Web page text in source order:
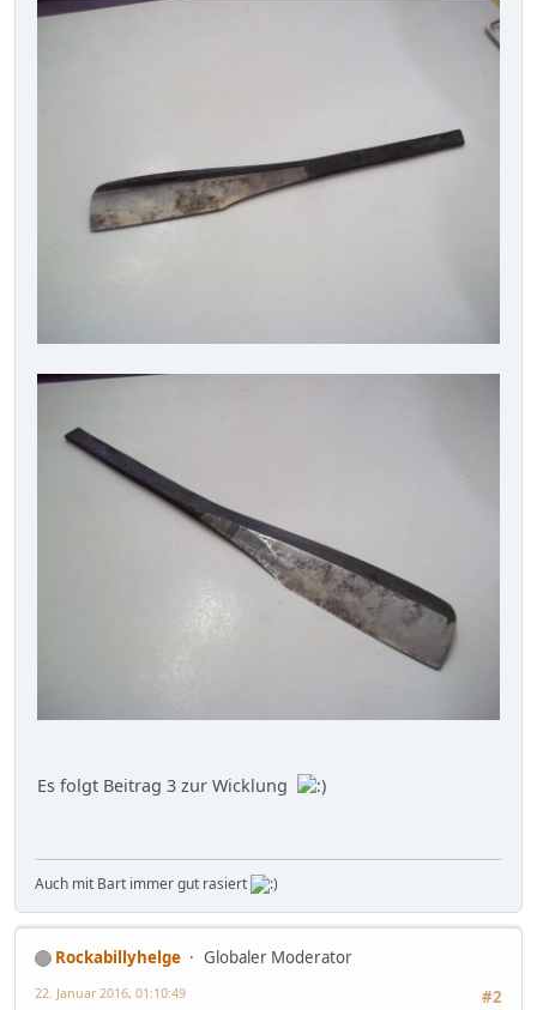
Es folgt Beitrag 3 zur Wicklung
Auch mit Bart immer gut rasiert
Rockabillyhelge
Globaler Moderator
#2
22. Januar 2016, 01:10:49